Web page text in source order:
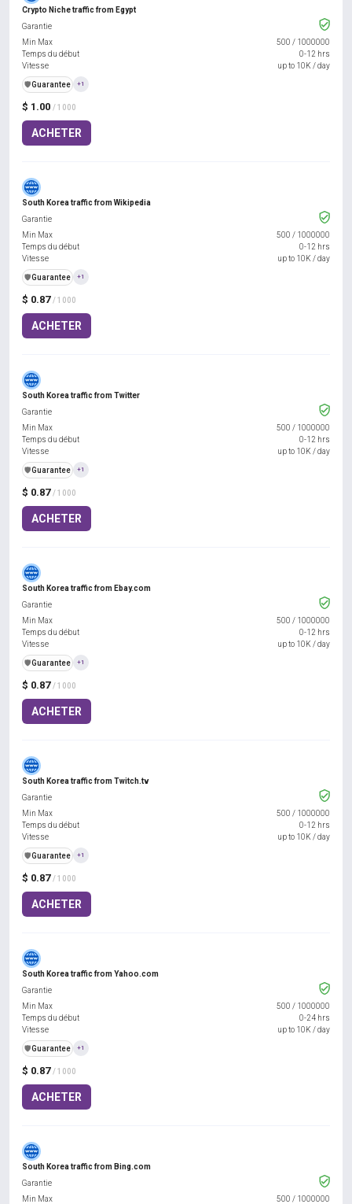
Crypto Niche traffic from Egypt
$ 1.00 / 1000
ACHETER
Garantie
Min Max
500 / 1000000
Temps du début
0-12 hrs
Vitesse
up to 10K / day
️🛡️Guarantee +1
South Korea traffic from Wikipedia
$ 0.87 / 1000
ACHETER
Garantie
Min Max
500 / 1000000
Temps du début
0-12 hrs
Vitesse
up to 10K / day
️🛡️Guarantee +1
South Korea traffic from Twitter
$ 0.87 / 1000
ACHETER
Garantie
Min Max
500 / 1000000
Temps du début
0-12 hrs
Vitesse
up to 10K / day
️🛡️Guarantee +1
South Korea traffic from Ebay.com
$ 0.87 / 1000
ACHETER
Garantie
Min Max
500 / 1000000
Temps du début
0-12 hrs
Vitesse
up to 10K / day
️🛡️Guarantee +1
South Korea traffic from Twitch.tv
$ 0.87 / 1000
ACHETER
Garantie
Min Max
500 / 1000000
Temps du début
0-12 hrs
Vitesse
up to 10K / day
️🛡️Guarantee +1
South Korea traffic from Yahoo.com
$ 0.87 / 1000
ACHETER
Garantie
Min Max
500 / 1000000
Temps du début
0-24 hrs
Vitesse
up to 10K / day
️🛡️Guarantee +1
South Korea traffic from Bing.com
Garantie
Min Max
500 / 1000000